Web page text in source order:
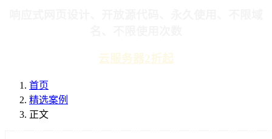
云服务器2折起
首页
精选案例
正文